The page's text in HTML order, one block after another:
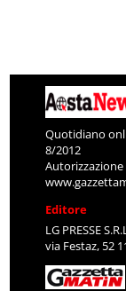
Quotidiano
8/2012
Editore
LG PRESSE
via Festaz, 52